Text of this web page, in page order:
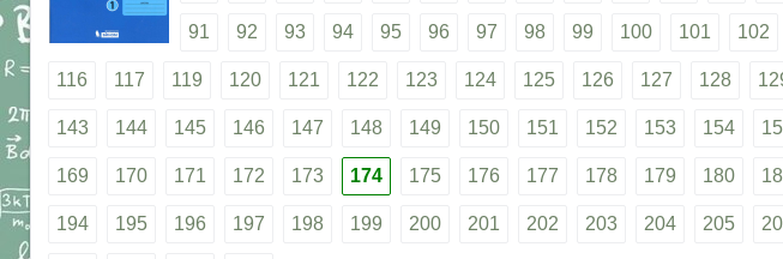
91 92 93 94 95 96 97 98 99 100 101 102
116 117 119 120 121 122 123 124 125 126 127 128
143 144 145 146 147 148 149 150 151 152 153 154
169 170 171 172 173 174 175 176 177 178 179 180
194 195 196 197 198 199 200 201 202 203 204 205